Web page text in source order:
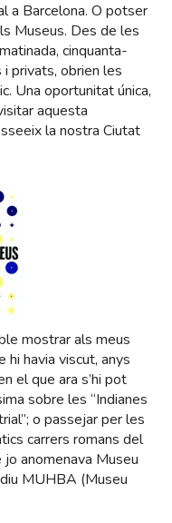
a Barcelona. O potser
Museus. Des de les
cinquanta-
privats, obrien les
Una oportunitat única,
aquesta
la nostra Ciutat
mostrar als meus
hi havia viscut, anys
el que ara s’hi pot
sobre les “Indianes
o passejar per les
carrers romans del
anomenava Museu
MUHBA (Museu